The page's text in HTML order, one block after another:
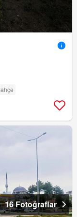
16 Fotoğraflar